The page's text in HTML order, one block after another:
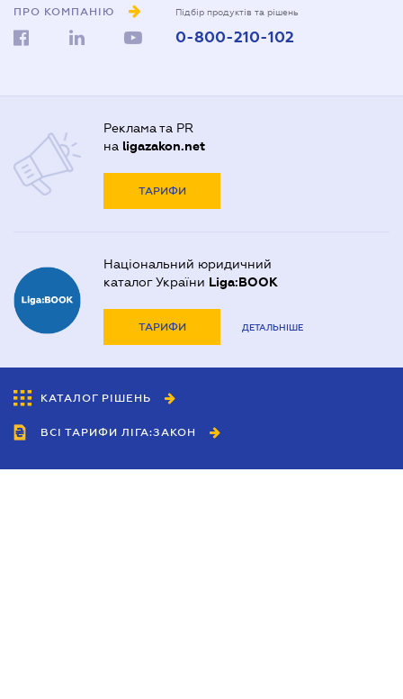
ПРО КОМПАНІЮ Підбір продуктів та рішень
0-800-210-102
Реклама та PR
на ligazakon.net
ТАРИФИ
Національний юридичний
каталог України Liga:BOOK
ТАРИФИ ДЕТАЛЬНІШЕ
КАТАЛОГ РІШЕНЬ
ВСІ ТАРИФИ ЛІГА:ЗАКОН